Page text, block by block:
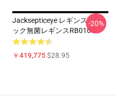
Jacksepticeye レギンス - ジャ
ック無菌レギンスRB0107
￥419,775$28.95
-20%